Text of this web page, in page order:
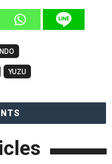
YUZU